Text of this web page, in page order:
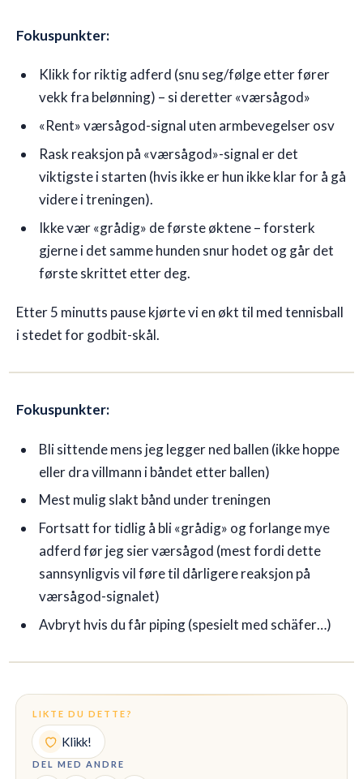
Fokuspunkter:
Klikk for riktig adferd (snu seg/følge etter fører
vekk fra belønning) – si deretter «værsågod»
«Rent» værsågod-signal uten armbevegelser osv
Rask reaksjon på «værsågod»-signal er det
viktigste i starten (hvis ikke er hun ikke klar for å gå
videre i treningen).
Ikke vær «grådig» de første øktene – forsterk
gjerne i det samme hunden snur hodet og går det
første skrittet etter deg.
Etter 5 minutts pause kjørte vi en økt til med tennisball
i stedet for godbit-skål.
Fokuspunkter:
Bli sittende mens jeg legger ned ballen (ikke hoppe
eller dra villmann i båndet etter ballen)
Mest mulig slakt bånd under treningen
Fortsatt for tidlig å bli «grådig» og forlange mye
adferd før jeg sier værsågod (mest fordi dette
sannsynligvis vil føre til dårligere reaksjon på
værsågod-signalet)
Avbryt hvis du får piping (spesielt med schäfer…)
LIKTE DU DETTE?
Klikk!
DEL MED ANDRE